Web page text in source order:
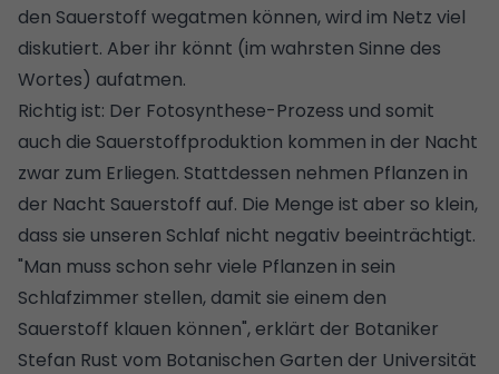
den Sauerstoff wegatmen können, wird im Netz viel
diskutiert. Aber ihr könnt (im wahrsten Sinne des
Wortes) aufatmen.
Richtig ist: Der Fotosynthese-Prozess und somit
auch die Sauerstoffproduktion kommen in der Nacht
zwar zum Erliegen. Stattdessen nehmen Pflanzen in
der Nacht Sauerstoff auf. Die Menge ist aber so klein,
dass sie unseren Schlaf nicht negativ beeinträchtigt.
"Man muss schon sehr viele Pflanzen in sein
Schlafzimmer stellen, damit sie einem den
Sauerstoff klauen können", erklärt der Botaniker
Stefan Rust vom Botanischen Garten der Universität